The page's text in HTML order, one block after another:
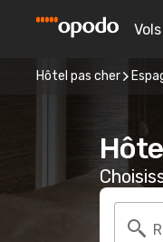
Vols
Hôtel pas cher